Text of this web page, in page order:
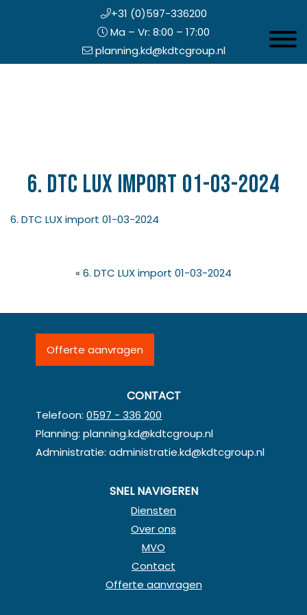
+31 (0)597-336200
Ma – Vr: 8:00 – 17:00
planning.kd@kdtcgroup.nl
6. DTC LUX import 01-03-2024
6. DTC LUX import 01-03-2024
« 6. DTC LUX import 01-03-2024
Offerte aanvragen
CONTACT
Telefoon:0597 - 336 200
Planning:planning.kd@kdtcgroup.nl
Administratie:administratie.kd@kdtcgroup.nl
SNEL NAVIGEREN
Diensten
Over ons
MVO
Contact
Offerte aanvragen